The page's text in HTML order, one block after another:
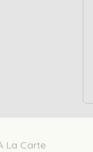
La Carte